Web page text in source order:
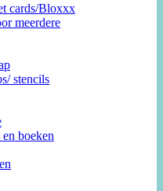
cards/Bloxxx
meerdere
stencils
boeken